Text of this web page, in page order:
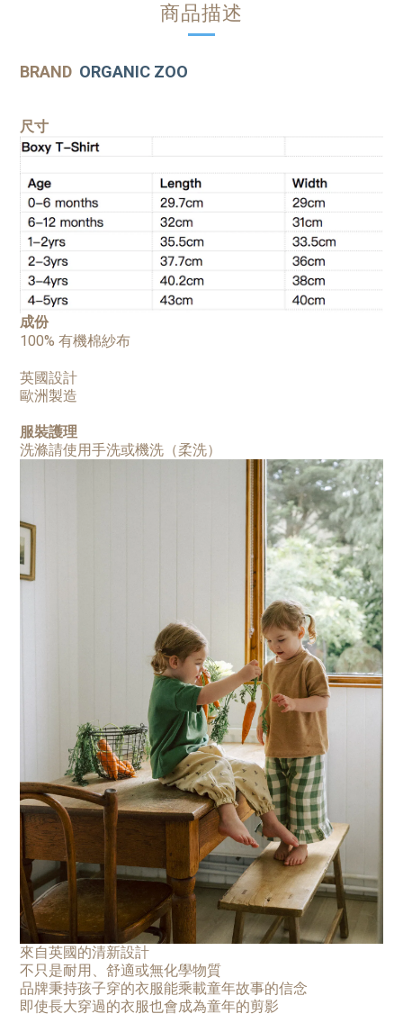
商品描述
BRAND ORGANIC ZOO
尺寸
成份
100% 有機棉紗布
英國設計
歐洲製造
服裝護理
洗滌請使用手洗或機洗（柔洗）
來自英國的清新設計
不只是耐用、舒適或無化學物質
品牌秉持孩子穿的衣服能乘載童年故事的信念
即使長大穿過的衣服也會成為童年的剪影